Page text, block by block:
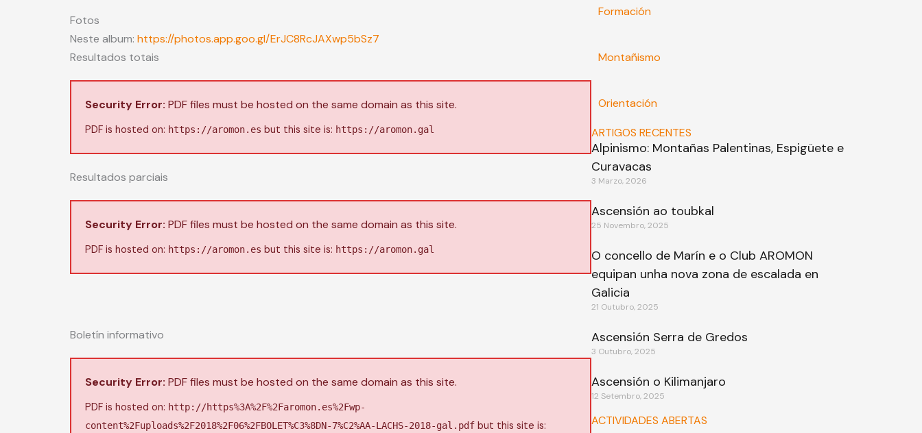
Fotos
Neste album: https://photos.app.goo.gl/ErJC8RcJAXwp5bSz7
Resultados totais
Security Error: PDF files must be hosted on the same domain as this site.
PDF is hosted on: https://aromon.es but this site is: https://aromon.gal
Resultados parciais
Security Error: PDF files must be hosted on the same domain as this site.
PDF is hosted on: https://aromon.es but this site is: https://aromon.gal
Boletín informativo
Security Error: PDF files must be hosted on the same domain as this site.
PDF is hosted on: http://https%3A%2F%2Faromon.es%2Fwp-
content%2Fuploads%2F2018%2F06%2FBOLET%C3%8DN-7%C2%AA-LACHS-2018-gal.pdf but this site is:
Formación
Montañismo
Orientación
ARTIGOS RECENTES
Alpinismo: Montañas Palentinas, Espigüete e
Curavacas
3 Marzo, 2026
Ascensión ao toubkal
25 Novembro, 2025
O concello de Marín e o Club AROMON
equipan unha nova zona de escalada en
Galicia
21 Outubro, 2025
Ascensión Serra de Gredos
3 Outubro, 2025
Ascensión o Kilimanjaro
12 Setembro, 2025
ACTIVIDADES ABERTAS